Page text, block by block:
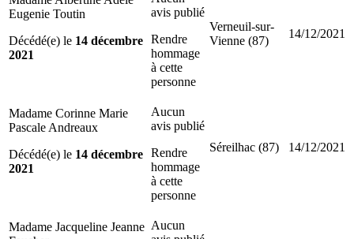
Eugenie Toutin
Décédé(e) le 14 décembre
2021
avis publié
Rendre
hommage
à cette
personne
Verneuil-sur-
Vienne (87)
14/12/2021
Madame Corinne Marie
Pascale Andreaux
Décédé(e) le 14 décembre
2021
Aucun
avis publié
Rendre
hommage
à cette
personne
Séreilhac (87) 14/12/2021
Madame Jacqueline Jeanne Aucun